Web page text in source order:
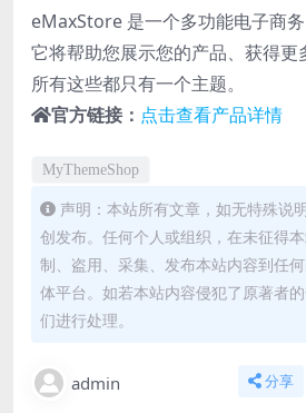
eMaxStore 是一个多功能电子商
它将帮助您展示您的产品、获得更
所有这些都只有一个主题。
官方链接： 点击查看产品详情
MyThemeShop
声明：本站所有文章，如无特殊说
创发布。任何个人或组织，在未征得
制、盗用、采集、发布本站内容到任
体平台。如若本站内容侵犯了原著者
们进行处理。
admin 分享